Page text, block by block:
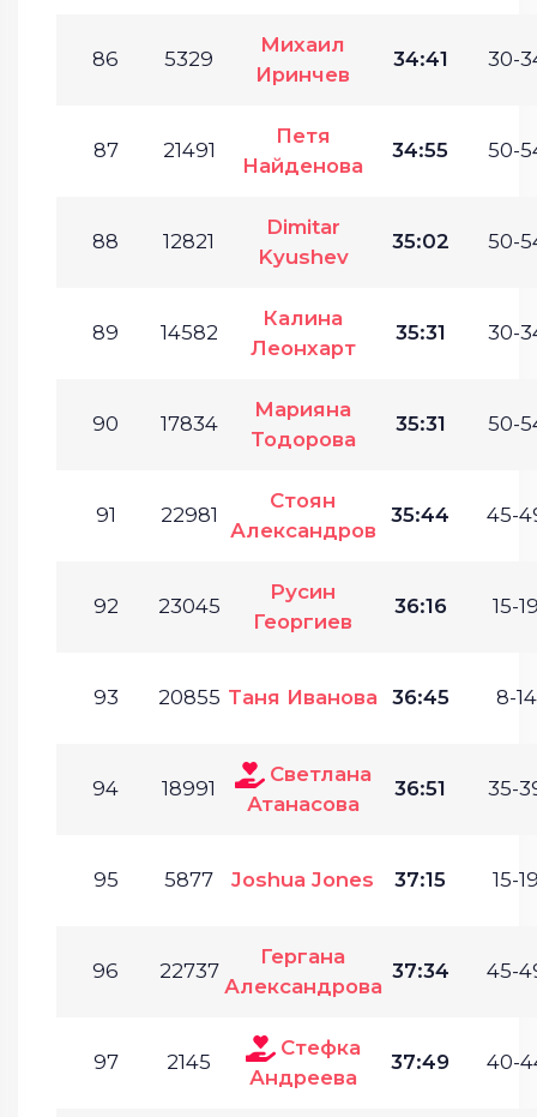
86 5329
Михаил
Иринчев
34:41 30-
87 21491
Петя
Найденова
34:55 50-
88 12821
Dimitar
Kyushev
35:02 50-
89 14582
Калина
Леонхарт
35:31 30-
90 17834
Марияна
Тодорова
35:31 50-
91 22981
Стоян
Александров
35:44 45-
92 23045
Русин
Георгиев
36:16 15-
93 20855 Таня Иванова 36:45 8-
94 18991
Светлана
Атанасова
36:51 35-
95 5877 Joshua Jones 37:15 15-
96 22737
Гергана
Александрова
37:34 45-
97 2145
Стефка
Андреева
37:49 40-